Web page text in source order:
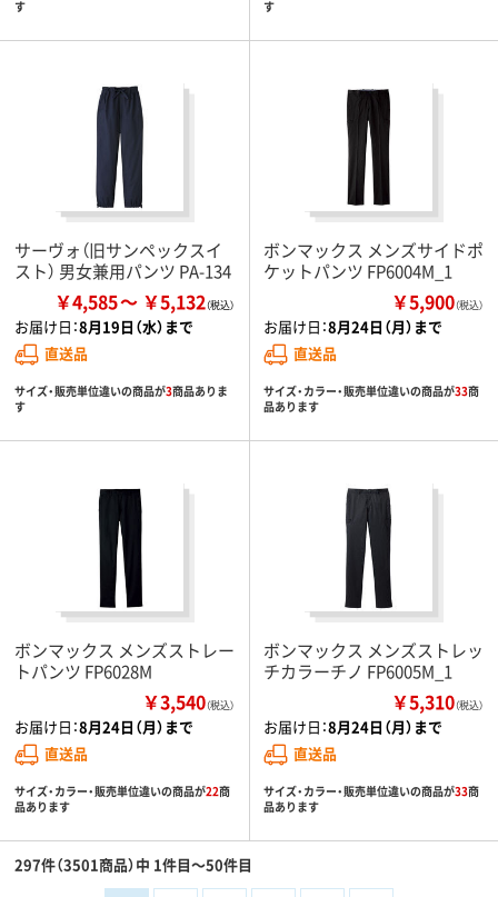
す す
サーヴォ（旧サンペックスイ
スト） 男女兼用パンツ PA-134
￥4,585 ￥5,132
お届け日：8月19日（水）まで
直送品
サイズ・販売単位違いの商品が3商品ありま
す
ボンマックス メンズサイドポ
ケットパンツ FP6004M_1
￥5,900（税込）
お届け日：8月24日（月）まで
直送品
サイズ・カラー・販売単位違いの商品が33商
品あります
ボンマックス メンズストレー
トパンツ FP6028M
￥3,540（税込）
お届け日：8月24日（月）まで
直送品
サイズ・カラー・販売単位違いの商品が22商
品あります
ボンマックス メンズストレッ
チカラーチノ FP6005M_1
￥5,310（税込）
お届け日：8月24日（月）まで
直送品
サイズ・カラー・販売単位違いの商品が33商
品あります
297件（3501商品）中 1件目～50件目